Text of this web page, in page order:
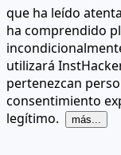
que ha leído
ha comprendido
utilizará
pertenezcan
consentimiento
legítimo.
más...